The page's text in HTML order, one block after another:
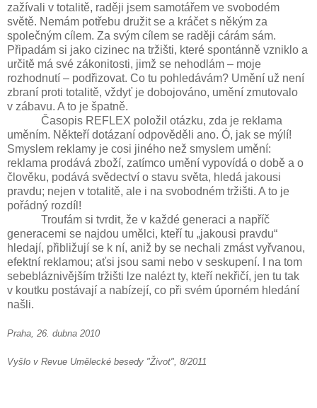
zažívali v totalitě, raději jsem samotářem ve svobodém
světě. Nemám potřebu družit se a kráčet s někým za
společným cílem. Za svým cílem se raději cárám sám.
Připadám si jako cizinec na tržišti, které spontánně vzniklo a
určitě má své zákonitosti, jimž se nehodlám – moje
rozhodnutí – podřizovat. Co tu pohledávám? Umění už není
zbraní proti totalitě, vždyť je dobojováno, umění zmutovalo
v zábavu. A to je špatně.
Časopis REFLEX položil otázku, zda je reklama
uměním. Někteří dotázaní odpověděli ano. Ó, jak se mýlí!
Smyslem reklamy je cosi jiného než smyslem umění:
reklama prodává zboží, zatímco umění vypovídá o době a o
člověku, podává svědectví o stavu světa, hledá jakousi
pravdu; nejen v totalitě, ale i na svobodném tržišti. A to je
pořádný rozdíl!
Troufám si tvrdit, že v každé generaci a napříč
generacemi se najdou umělci, kteří tu „jakousi pravdu“
hledají, přibližují se k ní, aniž by se nechali zmást vyřvanou,
efektní reklamou; aťsi jsou sami nebo v seskupení. I na tom
sebebláznivějším tržišti lze nalézt ty, kteří nekřičí, jen tu tak
v koutku postávají a nabízejí, co při svém úporném hledání
našli.
Praha, 26. dubna 2010
Vyšlo v Revue Umělecké besedy "Život", 8/2011